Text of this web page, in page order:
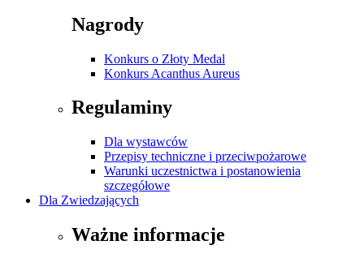
Nagrody
Konkurs o Złoty Medal
Konkurs Acanthus Aureus
Regulaminy
Dla wystawców
Przepisy techniczne i przeciwpożarowe
Warunki uczestnictwa i postanowienia
szczegółowe
Dla Zwiedzających
Ważne informacje